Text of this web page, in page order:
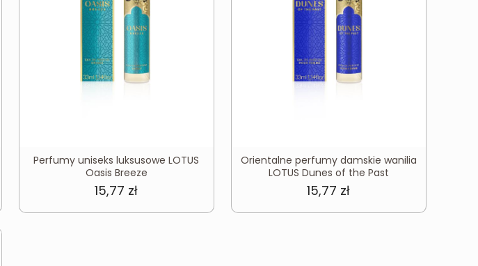
Perfumy uniseks luksusowe LOTUS
Oasis Breeze
15,77 zł
Orientalne perfumy damskie wanilia
LOTUS Dunes of the Past
15,77 zł